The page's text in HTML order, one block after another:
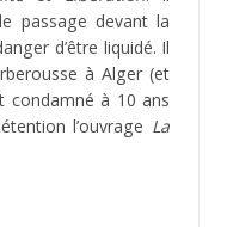
passage devant la
d’être liquidé. Il
à Alger (et
condamné à 10 ans
l’ouvrage La